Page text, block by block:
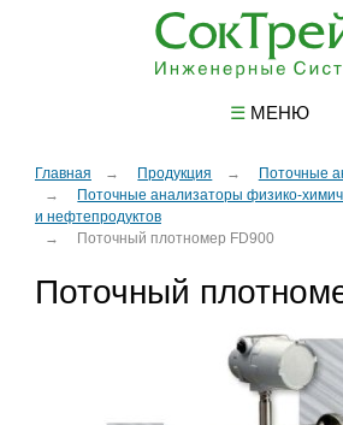
☰МЕНЮ
Главная Продукция
Поточные
Поточные анализаторы физико-
и нефтепродуктов
Поточный плотномер FD900
Поточный